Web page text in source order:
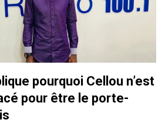
pourquoi Cellou n’est
pour être le porte-